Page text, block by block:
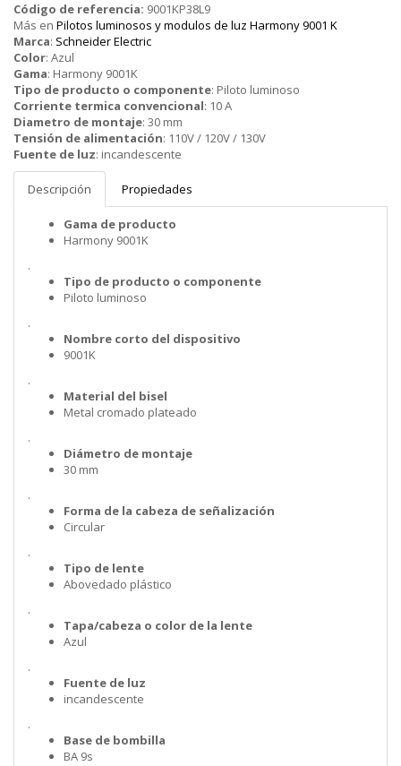
Código de referencia: 9001KP38L9
Más en Pilotos luminosos y modulos de luz Harmony 9001 K
Marca: Schneider Electric
Color: Azul
Gama: Harmony 9001K
Tipo de producto o componente: Piloto luminoso
Corriente termica convencional: 10 A
Diametro de montaje: 30 mm
Tensión de alimentación: 110V / 120V / 130V
Fuente de luz: incandescente
Descripción Propiedades
Gama de producto
Harmony 9001K
.
Tipo de producto o componente
Piloto luminoso
.
Nombre corto del dispositivo
9001K
.
Material del bisel
Metal cromado plateado
.
Diámetro de montaje
30 mm
.
Forma de la cabeza de señalización
Circular
.
Tipo de lente
Abovedado plástico
.
Tapa/cabeza o color de la lente
Azul
.
Fuente de luz
incandescente
.
Base de bombilla
BA 9s